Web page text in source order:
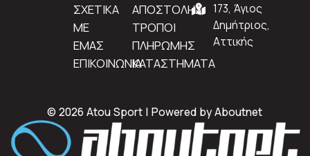
ΣΧΕΤΙΚΑ
ΜΕ
ΕΜΑΣ
ΕΠΙΚΟΙΝΩΝΙΑ
ΑΠΟΣΤΟΛΗΣ
ΤΡΟΠΟΙ
ΠΛΗΡΩΜΗΣ
ΚΑΤΑΣΤΗΜΑΤΑ
173, Άγιος
Δημήτριος,
Αττικής
© 2026 Atou Sport | Powered byAboutnet